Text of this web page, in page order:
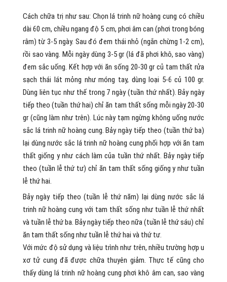
Cách chữa trị như sau: Chọn lá trinh nữ hoàng cung có chiều
dài 60 cm, chiều ngang độ 5 cm, phơi âm can (phơi trong bóng
râm) từ 3-5 ngày. Sau đó đem thái nhỏ (ngắn chừng 1-2 cm),
rồi sao vàng. Mỗi ngày dùng 3-5 gr (lá đã phơi khô, sao vàng)
đem sắc uống. Kết hợp với ăn sống 20-30 gr củ tam thất rửa
sạch thái lát mỏng như móng tay, dùng loại 5-6 củ 100 gr.
Dùng liên tục như thế trong 7 ngày (tuần thứ nhất). Bảy ngày
tiếp theo (tuần thứ hai) chỉ ăn tam thất sống mỗi ngày 20-30
gr (cũng làm như trên). Lúc này tạm ngừng không uống nước
sắc lá trinh nữ hoàng cung. Bảy ngày tiếp theo (tuần thứ ba)
lại dùng nước sắc lá trinh nữ hoàng cung phối hợp với ăn tam
thất giống y như cách làm của tuần thứ nhất. Bảy ngày tiếp
theo (tuần lễ thứ tư) chỉ ăn tam thất sống giống y như tuần
lễ thứ hai.
Bảy ngày tiếp theo (tuần lễ thứ năm) lại dùng nước sắc lá
trinh nữ hoàng cung với tam thất sống như tuần lễ thứ nhất
và tuần lễ thứ ba. Bảy ngày tiếp theo nữa (tuần lễ thứ sáu) chỉ
ăn tam thất sống như tuần lễ thứ hai và thứ tư.
Với mức độ sử dụng và liệu trình như trên, nhiều trường hợp u
xơ tử cung đã được chữa thuyên giảm. Thực tế cũng cho
thấy dùng lá trinh nữ hoàng cung phơi khô âm can, sao vàng